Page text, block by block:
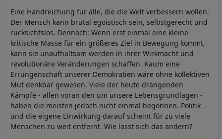
Eine Handreichung für alle, die die Welt verbessern wollen.
Der Mensch kann brutal egoistisch sein, selbstgerecht und
rücksichtslos. Dennoch: Wenn erst einmal eine kleine
kritische Masse für ein größeres Ziel in Bewegung kommt,
kann sie unaufhaltsam werden in ihrer Wirkmacht und
revolutionäre Veränderungen schaffen. Kaum eine
Errungenschaft unserer Demokratien wäre ohne kollektiven
Mut denkbar gewesen. Viele der heute drängenden
Kämpfe - allen voran den um unsere Lebensgrundlagen -
haben die meisten jedoch nicht einmal begonnen. Politik
und die eigene Einwirkung darauf scheint für zu viele
Menschen zu weit entfernt. Wie lässt sich das ändern?